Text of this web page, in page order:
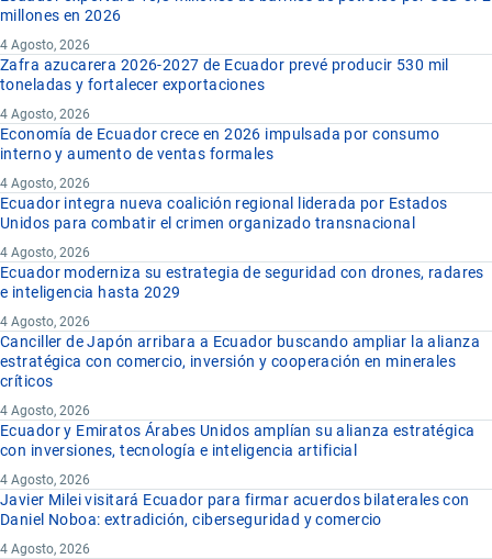
millones en 2026
4 Agosto, 2026
Zafra azucarera 2026-2027 de Ecuador prevé producir 530 mil
toneladas y fortalecer exportaciones
4 Agosto, 2026
Economía de Ecuador crece en 2026 impulsada por consumo
interno y aumento de ventas formales
4 Agosto, 2026
Ecuador integra nueva coalición regional liderada por Estados
Unidos para combatir el crimen organizado transnacional
4 Agosto, 2026
Ecuador moderniza su estrategia de seguridad con drones, radares
e inteligencia hasta 2029
4 Agosto, 2026
Canciller de Japón arribara a Ecuador buscando ampliar la alianza
estratégica con comercio, inversión y cooperación en minerales
críticos
4 Agosto, 2026
Ecuador y Emiratos Árabes Unidos amplían su alianza estratégica
con inversiones, tecnología e inteligencia artificial
4 Agosto, 2026
Javier Milei visitará Ecuador para firmar acuerdos bilaterales con
Daniel Noboa: extradición, ciberseguridad y comercio
4 Agosto, 2026